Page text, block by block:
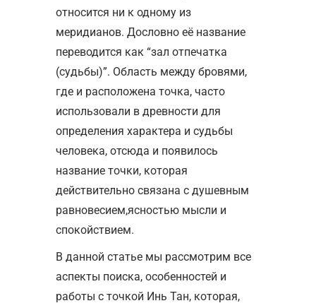
относится ни к одному из
меридианов. Дословно её название
переводится как “зал отпечатка
(судьбы)”. Область между бровями,
где и расположена точка, часто
использовали в древности для
определения характера и судьбы
человека, отсюда и появилось
название точки, которая
действительно связана с душевным
равновесием,ясностью мысли и
спокойствием.
В данной статье мы рассмотрим все
аспекты поиска, особенностей и
работы с точкой Инь Тан, которая,